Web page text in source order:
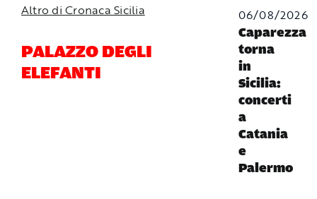
Altro di Cronaca Sicilia
PALAZZO DEGLI
ELEFANTI
06/08/2026
Caparezza
torna
in
Sicilia:
concerti
a
Catania
e
Palermo